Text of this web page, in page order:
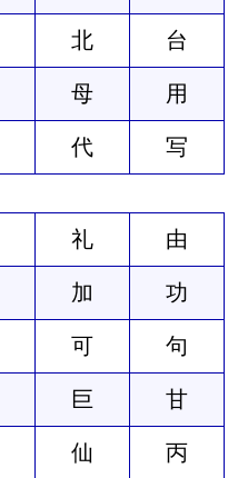
北 台
母 用
代 写
礼 由
加 功
可 句
巨 甘
仙 丙